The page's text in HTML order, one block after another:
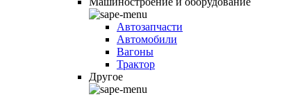
Автозапчасти
Автомобили
Вагоны
Трактор
Другое